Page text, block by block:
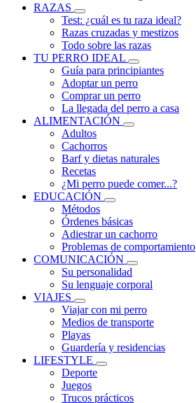
RAZAS
Test: ¿cuál es tu raza ideal?
Razas cruzadas y mestizos
Todo sobre las razas
TU PERRO IDEAL
Guía para principiantes
Adoptar un perro
Comprar un perro
La llegada del perro a casa
ALIMENTACIÓN
Adultos
Cachorros
Barf y dietas naturales
Recetas
¿Mi perro puede comer...?
EDUCACIÓN
Métodos
Órdenes básicas
Adiestrar un cachorro
Problemas de comportamiento
COMUNICACIÓN
Su personalidad
Su lenguaje corporal
VIAJES
Viajar con mi perro
Medios de transporte
Playas
Guardería y residencias
LIFESTYLE
Deporte
Juegos
Trucos prácticos